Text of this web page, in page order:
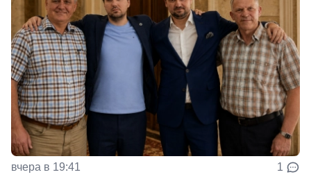
вчера в 19:41 1